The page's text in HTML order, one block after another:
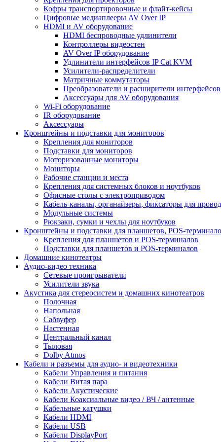
Кофры транспортировочные и флайт-кейсы
Цифровые медиаплееры AV Over IP
HDMI и AV оборудование
HDMI беспроводные удлинители
Контроллеры видеостен
AV Over IP оборудование
Удлинители интерфейсов IP Cat KVM
Усилители-распределители
Матричные коммутаторы
Преобразователи и расширители интерфейсов
Аксессуары для AV оборудования
Wi-Fi оборудование
IR оборудование
Аксессуары
Кронштейны и подставки для мониторов
Крепления для мониторов
Подставки для мониторов
Моторизованные мониторы
Мониторы
Рабочие станции и места
Крепления для системных блоков и ноутбуков
Офисные столы с электроприводом
Кабель-каналы, органайзеры, фиксаторы для
Модульные системы
Рюкзаки, сумки и чехлы для ноутбуков
Кронштейны и подставки для планшетов, POS-
Крепления для планшетов и POS-терминалов
Подставки для планшетов и POS-терминалов
Домашние кинотеатры
Аудио-видео техника
Сетевые проигрыватели
Усилители звука
Акустика для стереосистем и домашних кинотеатров
Полочная
Напольная
Сабвуфер
Настенная
Центральный канал
Тыловая
Dolby Atmos
Кабели и разъемы для аудио- и видеотехники
Кабели Управления и питания
Кабели Витая пара
Кабели Акустические
Кабели Коаксиальные видео / ВЧ / антенные
Кабельные катушки
Кабели HDMI
Кабели USB
Кабели DisplayPort